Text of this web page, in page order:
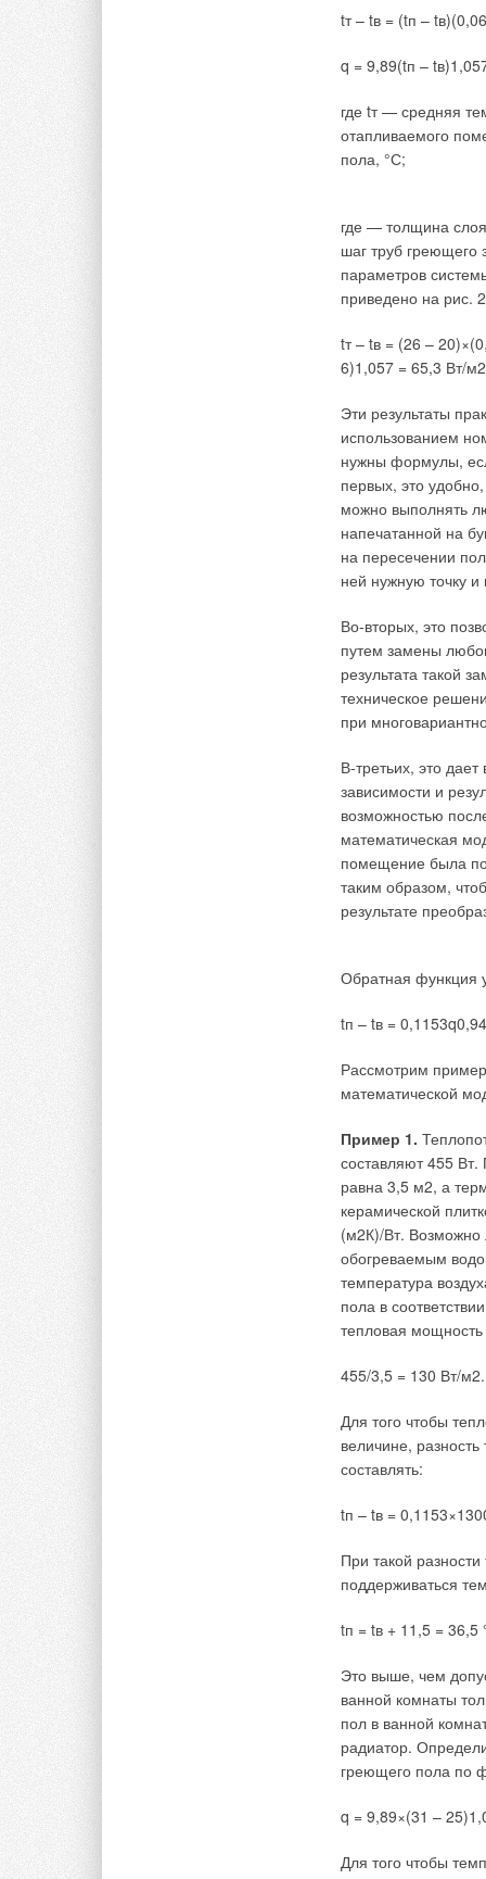
tт – tв = (tп –
q = 9,89(tп –
где tт — средняя
отапливаемого
пола, °С;
где — толщина
шаг труб греющего
параметров
приведено на рис.
tт – tв = (26 –
6)1,057 = 65,3 Вт/
Эти результаты
использованием
нужны формулы,
первых, это
можно выполнять
напечатанной на
на пересечении
ней нужную точку
Во-вторых, это
путем замены
результата такой
техническое
при
В-третьих, это
зависимости и
возможностью
математическая
помещение была
таким образом,
результате
Обратная функция
tп – tв =
Рассмотрим
математической
Пример 1.
составляют 455
равна 3,5 м2, а
керамической
(м2К)/Вт. Возможно
обогреваемым
температура
пола в
тепловая
455/3,5 = 130 Вт/м2.
Для того чтобы
величине,
составлять:
tп – tв =
При такой
поддерживаться
tп = tв + 11,5 = 36,5
Это выше, чем
ванной комнаты
пол в ванной
радиатор.
греющего пола по
q = 9,89×(31 –
Для того чтобы
пешеходного
440 м3/чпри
Заключение по
Естественная
подземных
(например,
помещений
разбавления
Интенсивность
давления следует
м/с (для данного
пределах 3,0–4,0
сооружений
они по
относятся к
Направление и
ограждения
окружающего
оказывает влияние
же время
влияет на
Глубина грунта, на
температур на его
постоянной,
глубине h0, на
определяется по
где 2—
грунте к концу его
таблице. Анализ
точностью (±5 %)
любой
минимальных
температуры
Линия б–в —
текущей
0 °С до постоянной
hm и
климатическом
Изменение
сооружений в зоне
в зоне ниже
расчетный период
где tв, tm, tn —
торцевых
вентилирования
расположенных в
определяется с
них
приведенной в [5].
Гибшман Е.Е. и др. Мосты и сооружения на дорогах.
Цодиков В.Я. Вентиляция и теплоснабжение
Рубинэ М. Кондиционирование воздуха в
Бодров В.И., Довлетхель Р.К. Определение глубины
Бодров В.И. Хранение картофеля и овощей:
→
Влияние